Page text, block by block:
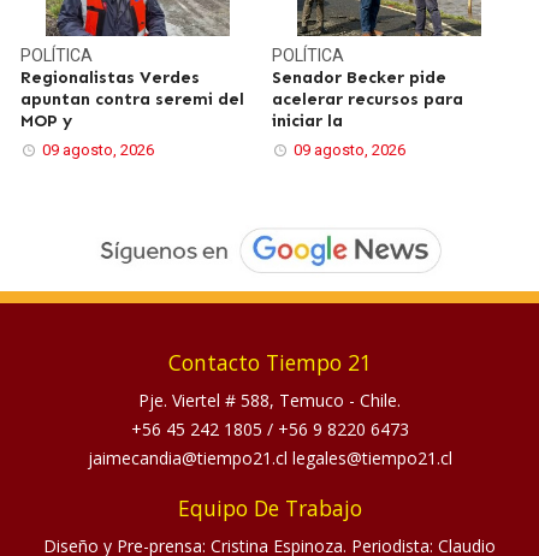
POLÍTICA
Regionalistas Verdes
apuntan contra seremi del
MOP y
09 agosto, 2026
POLÍTICA
Senador Becker pide
acelerar recursos para
iniciar la
09 agosto, 2026
Contacto Tiempo 21
Pje. Viertel # 588, Temuco - Chile.
+56 45 242 1805 / +56 9 8220 6473
jaimecandia@tiempo21.cl legales@tiempo21.cl
Equipo De Trabajo
Diseño y Pre-prensa: Cristina Espinoza. Periodista: Claudio